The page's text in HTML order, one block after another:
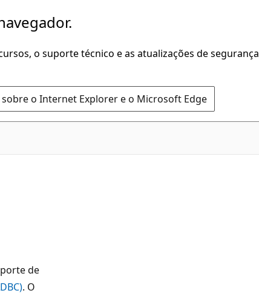
o suporte técnico e as atualizações de segurança
o Internet Explorer e o Microsoft Edge
de
. O